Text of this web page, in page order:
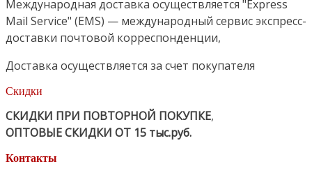
Международная доставка осуществляется "Express
Mail Service" (EMS) — международный сервис экспресс-
доставки почтовой корреспонденции,
Доставка осуществляется за счет покупателя
Скидки
СКИДКИ ПРИ ПОВТОРНОЙ ПОКУПКЕ,
ОПТОВЫЕ СКИДКИ ОТ 15 тыс.руб.
Контакты